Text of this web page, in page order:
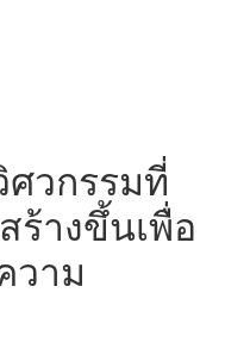
วกรรมที่
ร้างขึ้นเพื่อ
วาม